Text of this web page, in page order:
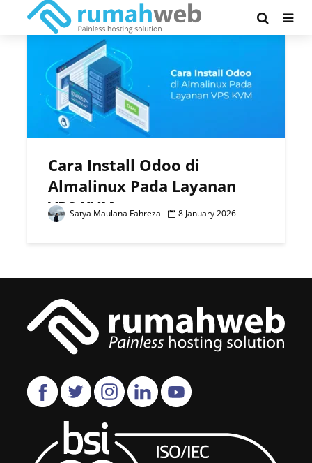
Tag - Install Odoo
Cara Install Odoo di
Almalinux Pada Layanan
VPS KVM
Satya Maulana Fahreza 8 January 2026